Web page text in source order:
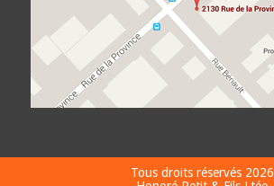
Tous droits réservés 2026